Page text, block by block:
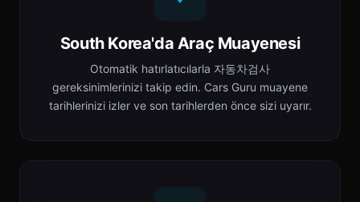
South Korea'da Araç Muayenesi
Otomatik hatırlatıcılarla 자동차검사
gereksinimlerinizi takip edin. Cars Guru muayene
tarihlerinizi izler ve son tarihlerden önce sizi uyarır.